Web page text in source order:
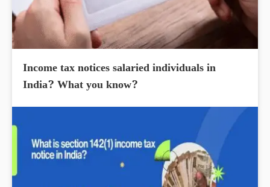
Income tax notices salaried individuals in
India? What you know?